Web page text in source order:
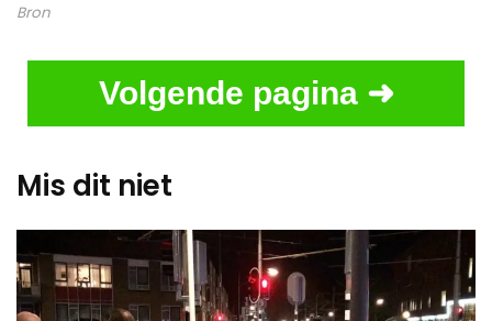
Bron
Volgende pagina ➜
Mis dit niet